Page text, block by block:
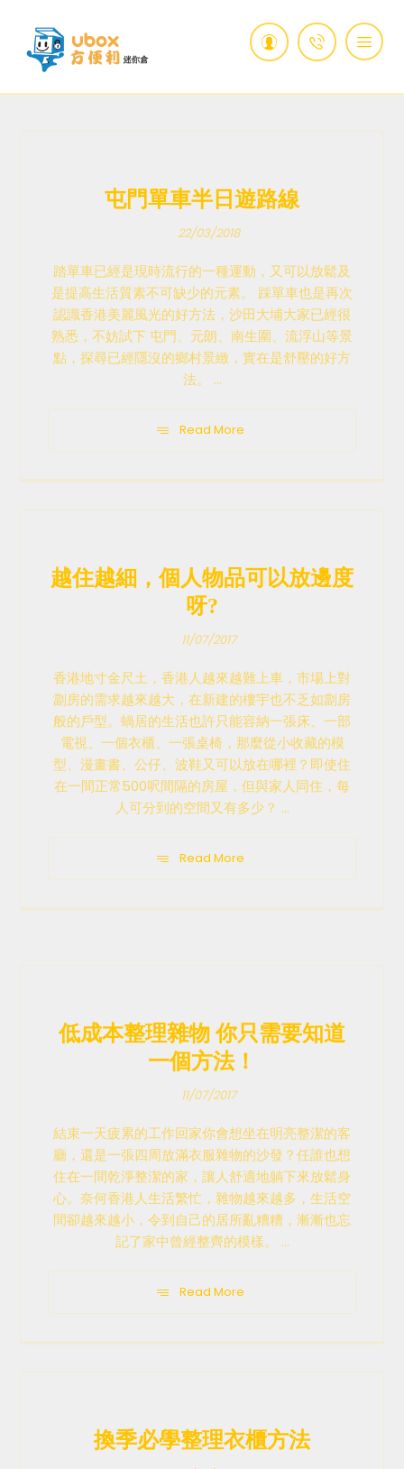
屯門單車半日遊路線
22/03/2018
踏單車已經是現時流行的一種運動，又可以放鬆及
是提高生活質素不可缺少的元素。 踩單車也是再次
認識香港美麗風光的好方法，沙田大埔大家已經很
熟悉，不妨試下 屯門、元朗、南生圍、流浮山等景
點，探尋已經隱沒的鄉村景緻，實在是舒壓的好方
法。 ...
Read More
越住越細，個人物品可以放邊度
呀?
11/07/2017
香港地寸金尺土，香港人越來越難上車，市場上對
劏房的需求越來越大，在新建的樓宇也不乏如劏房
般的戶型。蝸居的生活也許只能容納一張床、一部
電視、一個衣櫃、一張桌椅，那麼從小收藏的模
型、漫畫書、公仔、波鞋又可以放在哪裡？即使住
在一間正常500呎間隔的房屋，但與家人同住，每
人可分到的空間又有多少？ ...
Read More
低成本整理雜物 你只需要知道
一個方法！
11/07/2017
結束一天疲累的工作回家你會想坐在明亮整潔的客
廳，還是一張四周放滿衣服雜物的沙發？任誰也想
住在一間乾淨整潔的家，讓人舒適地躺下來放鬆身
心。奈何香港人生活繁忙，雜物越來越多，生活空
間卻越來越小，令到自己的居所亂糟糟，漸漸也忘
記了家中曾經整齊的模樣。 ...
Read More
換季必學整理衣櫃方法